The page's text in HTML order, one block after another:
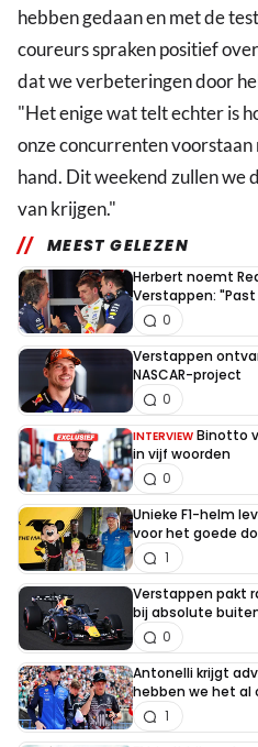
hebben gedaan en met de
coureurs spraken positief
dat we verbeteringen door
"Het enige wat telt echter is
onze concurrenten
hand. Dit weekend zullen we
van krijgen."
MEEST GELEZEN
Herbert noemt
Verstappen:
0
Verstappen
NASCAR-project
0
INTERVIEW Binotto
in vijf woorden
0
Unieke F1-helm
voor het goede
1
Verstappen pakt
bij absolute
0
Antonelli krijgt
hebben we het al
1